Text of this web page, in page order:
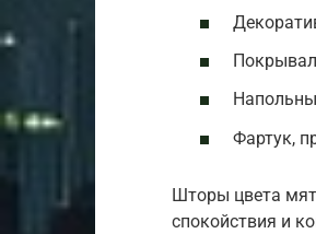
Фартук,
Шторы цвета
спокойствия и